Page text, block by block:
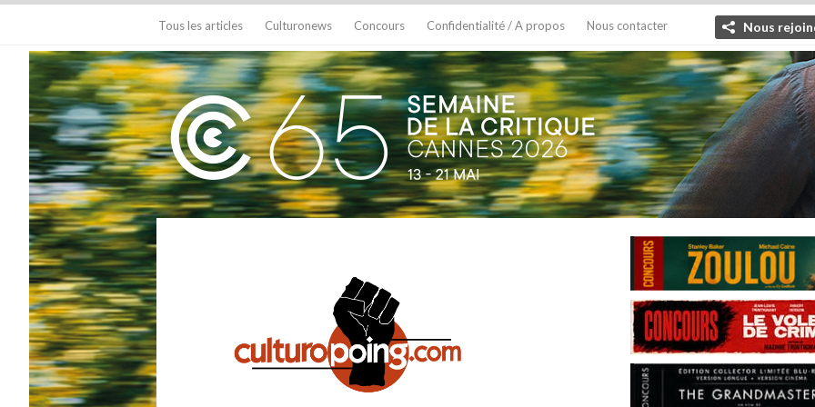
Tous les articles Culturonews Concours Confidentialité / A propos Nous contacter Nous